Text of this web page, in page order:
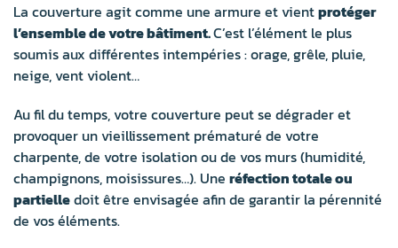
La couverture agit comme une armure et vientprotéger
l’ensemble de votre bâtiment.C’est l’élément le plus
soumis aux différentes intempéries : orage, grêle, pluie,
neige, vent violent…
Au fil du temps, votre couverture peut se dégrader et
provoquer un vieillissement prématuré de votre
charpente, de votre isolation ou de vos murs (humidité,
champignons, moisissures…). Une réfection totale ou
partielledoit être envisagée afin de garantir la pérennité
de vos éléments.